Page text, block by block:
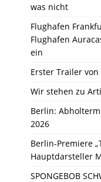
was nicht
Flughafen
Flughafen
ein
Erster Trailer von
Wir stehen zu
Berlin:
2026
Berlin-Premiere
Hauptdarsteller
SPONGEBOB